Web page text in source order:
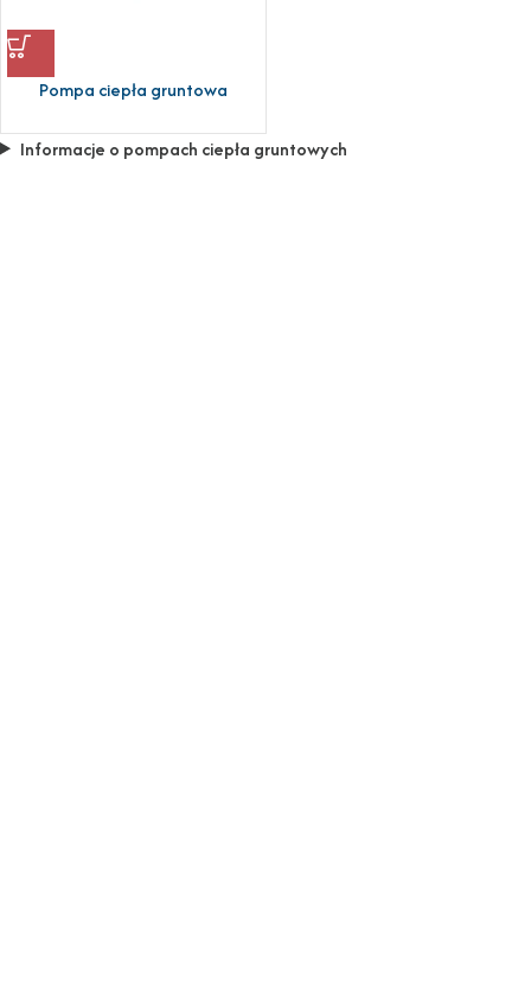
Pompa ciepła gruntowa
Informacje o pompach ciepła gruntowych